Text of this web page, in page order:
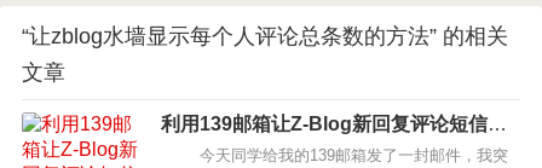
“让zblog水墙显示每个人评论总条数的方法” 的相关
文章
利用139邮箱让Z-Blog新回复评论短信提
醒到手机
今天同学给我的139邮箱发了一封邮件，我突